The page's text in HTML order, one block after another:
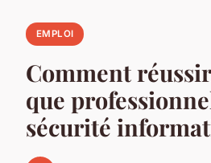
EMPLOI
Comment
que
sécurité